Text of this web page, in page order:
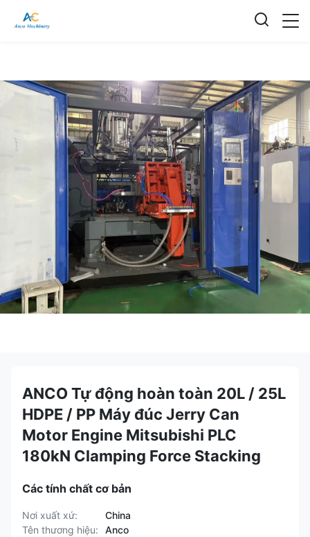
ANCO Tự động hoàn toàn 20L / 25L
HDPE / PP Máy đúc Jerry Can
Motor Engine Mitsubishi PLC
180kN Clamping Force Stacking
Các tính chất cơ bản
Nơi xuất xứ:
China
Tên thương hiệu:
Anco